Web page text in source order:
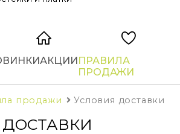
АКЦИИПРАВИЛА
ПРОДАЖИ
продажи Условия доставки